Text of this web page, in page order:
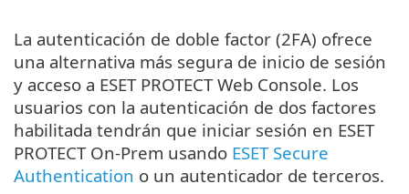
La autenticación de doble factor (2FA) ofrece
una alternativa más segura de inicio de sesión
y acceso a ESET PROTECT Web Console. Los
usuarios con la autenticación de dos factores
habilitada tendrán que iniciar sesión en ESET
PROTECT On-Prem usando ESET Secure
Authentication o un autenticador de terceros.